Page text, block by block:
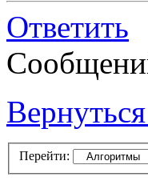
Ответить
Перейти: